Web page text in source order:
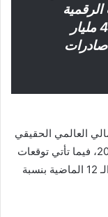
عالمياً خلال 2022 بإجمالي 45 مليار
1% من صادرات
العالمي الحقيقي
بأسعار الصرف السوقية بنسبة 2.4% لعام 2023، فيما تأتي توقعات
نمو التجارة والناتج أقل من متوسط السنوات الـ 12 الماضية بنسبة